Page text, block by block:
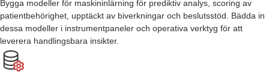
Bygga modeller för maskininlärning för prediktiv analys, scoring av
patientbehörighet, upptäckt av biverkningar och beslutsstöd. Bädda in
dessa modeller i instrumentpaneler och operativa verktyg för att
leverera handlingsbara insikter.